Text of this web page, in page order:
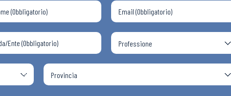
Bollettini ADAPT
Articoli
Osservatori